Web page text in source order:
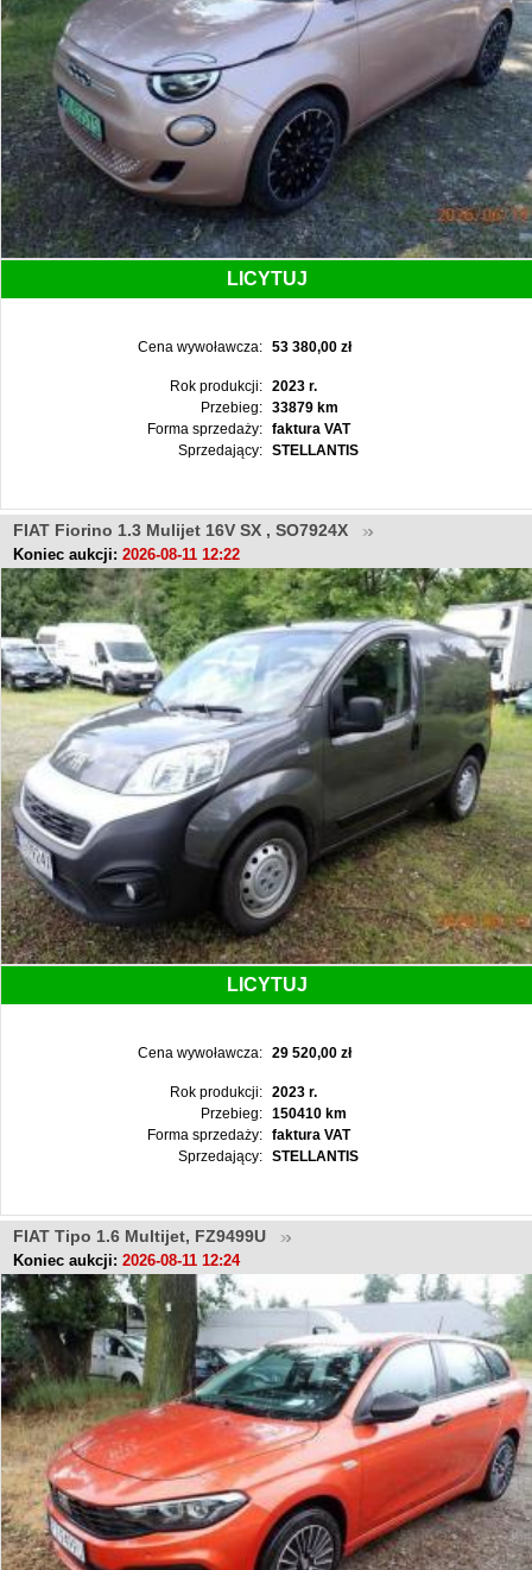
LICYTUJ
Cena wywoławcza: 53 380,00 zł
Rok produkcji:
2023 r.
Przebieg:
33879 km
Forma sprzedaży:
faktura VAT
Sprzedający:
STELLANTIS
FIAT Fiorino 1.3 Mulijet 16V SX , SO7924X
Koniec aukcji: 2026-08-11 12:22
LICYTUJ
Cena wywoławcza: 29 520,00 zł
Rok produkcji:
2023 r.
Przebieg:
150410 km
Forma sprzedaży:
faktura VAT
Sprzedający:
STELLANTIS
FIAT Tipo 1.6 Multijet, FZ9499U
Koniec aukcji: 2026-08-11 12:24